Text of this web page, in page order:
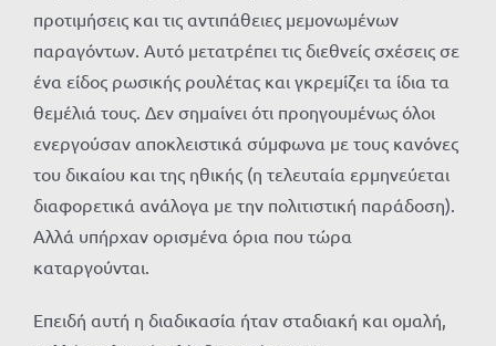
προτιμήσεις και τις αντιπάθειες μεμονωμένων
παραγόντων. Αυτό μετατρέπει τις διεθνείς σχέσεις σε
ένα είδος ρωσικής ρουλέτας και γκρεμίζει τα ίδια τα
θεμέλιά τους. Δεν σημαίνει ότι προηγουμένως όλοι
ενεργούσαν αποκλειστικά σύμφωνα με τους κανόνες
του δικαίου και της ηθικής (η τελευταία ερμηνεύεται
διαφορετικά ανάλογα με την πολιτιστική παράδοση).
Αλλά υπήρχαν ορισμένα όρια που τώρα
καταργούνται.
Επειδή αυτή η διαδικασία ήταν σταδιακή και ομαλή,